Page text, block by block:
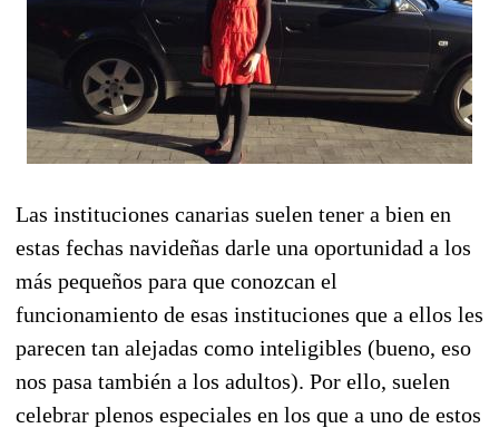
Las instituciones canarias suelen tener a bien en
estas fechas navideñas darle una oportunidad a los
más pequeños para que conozcan el
funcionamiento de esas instituciones que a ellos les
parecen tan alejadas como inteligibles (bueno, eso
nos pasa también a los adultos). Por ello, suelen
celebrar plenos especiales en los que a uno de estos